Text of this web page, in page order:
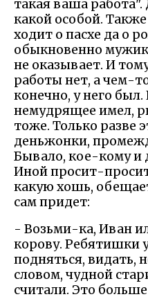
такая ваша
какой особой.
ходит о пасхе да о
обыкновенно
не оказывает. И
работы нет, а чем-
конечно, у него
немудрящее имел,
тоже. Только разве
деньжонки,
Бывало, кое-кому и
Иной просит-
какую хошь,
сам придет:
- Возьми-ка, Иван
корову. Ребятишки
подняться,
словом, чудной
считали. Это